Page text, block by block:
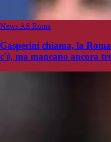
News AS Roma
Gasperini chiama, la
c'è, ma mancano ancora